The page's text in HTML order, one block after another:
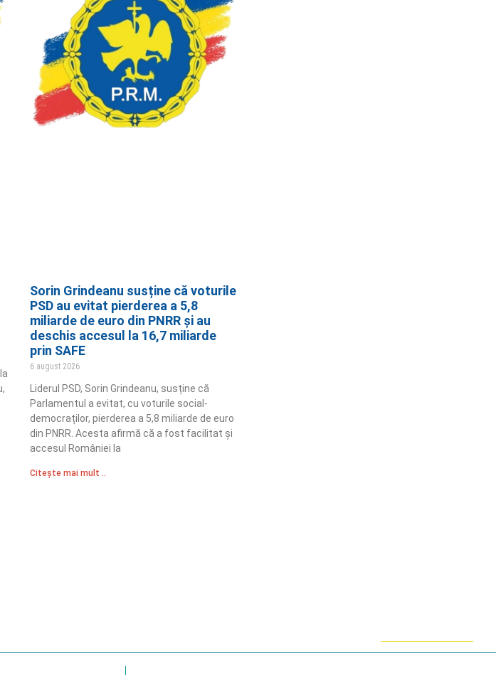
Sorin Grindeanu susține că voturile
PSD au evitat pierderea a 5,8
miliarde de euro din PNRR și au
deschis accesul la 16,7 miliarde
prin SAFE
6 august 2026
Liderul PSD, Sorin Grindeanu, susține că
Parlamentul a evitat, cu voturile social-
democraților, pierderea a 5,8 miliarde de euro
din PNRR. Acesta afirmă că a fost facilitat și
accesul României la
Citește mai mult ..